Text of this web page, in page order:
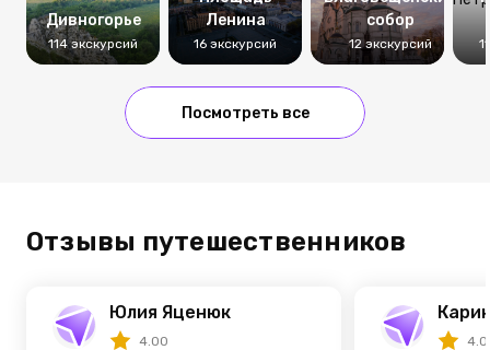
Дивногорье
114 экскурсий
Ленина
16 экскурсий
собор
12 экскурсий
Посмотреть все
Отзывы путешественников
Юлия Яценюк
4.00